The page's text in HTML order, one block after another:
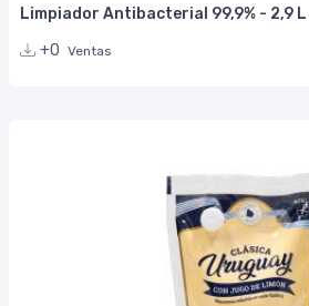
Limpiador Antibacterial 99,9% - 2,9 L
+0 Ventas